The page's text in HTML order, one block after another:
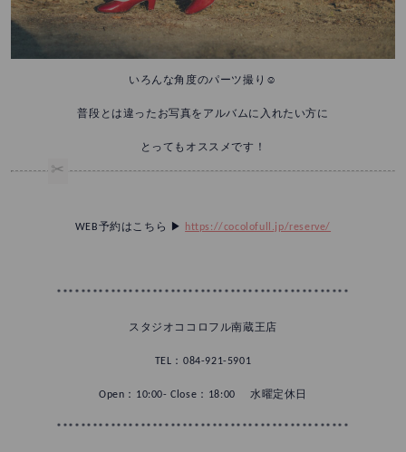
いろんな角度のパーツ撮り☺️
普段とは違ったお写真をアルバムに入れたい方に
とってもオススメです！
WEB予約はこちら ▶︎ https://cocolofull.jp/reserve/
*************************************************
スタジオココロフル南蔵王店
TEL：084-921-5901
Open：10:00- Close：18:00 水曜定休日
*************************************************